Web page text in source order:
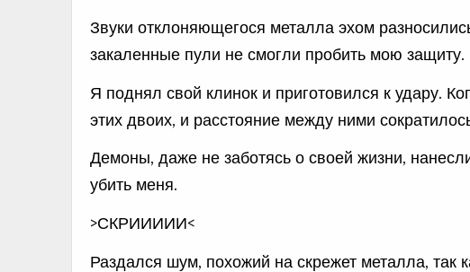
Звуки отклоняющегося металла эхом
закаленные пули не смогли пробить мою защиту.
Я поднял свой клинок и приготовился к удару.
этих двоих, и расстояние между ними
Демоны, даже не заботясь о своей жизни,
убить меня.
>СКРИИИИИ<
Раздался шум, похожий на скрежет металла, так